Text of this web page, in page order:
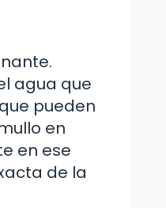
agua que
pueden
en
en ese
de la